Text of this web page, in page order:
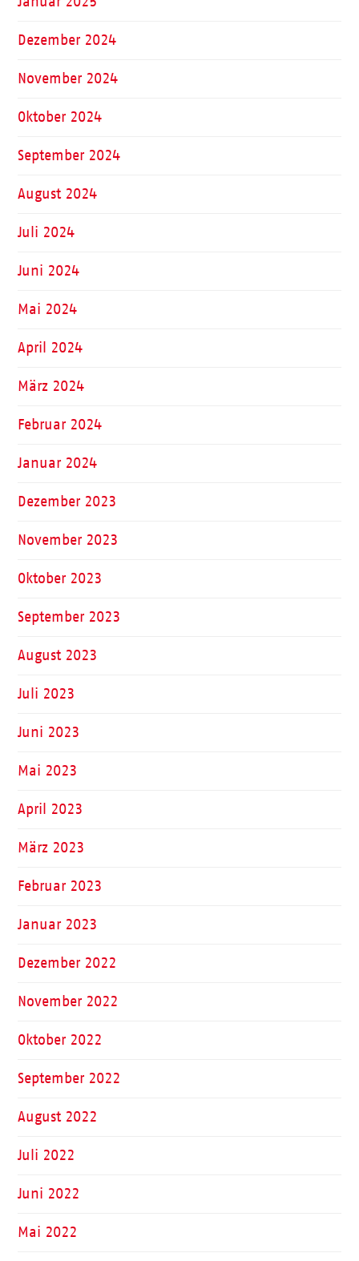
Dezember 2024
November 2024
Oktober 2024
September 2024
August 2024
Juli 2024
Juni 2024
Mai 2024
April 2024
März 2024
Februar 2024
Januar 2024
Dezember 2023
November 2023
Oktober 2023
September 2023
August 2023
Juli 2023
Juni 2023
Mai 2023
April 2023
März 2023
Februar 2023
Januar 2023
Dezember 2022
November 2022
Oktober 2022
September 2022
August 2022
Juli 2022
Juni 2022
Mai 2022